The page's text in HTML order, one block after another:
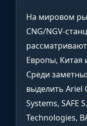
На мировом
CNG/NGV-
Европы, Китая
Среди
выделить Ariel
Systems, SAFE
Technologies,